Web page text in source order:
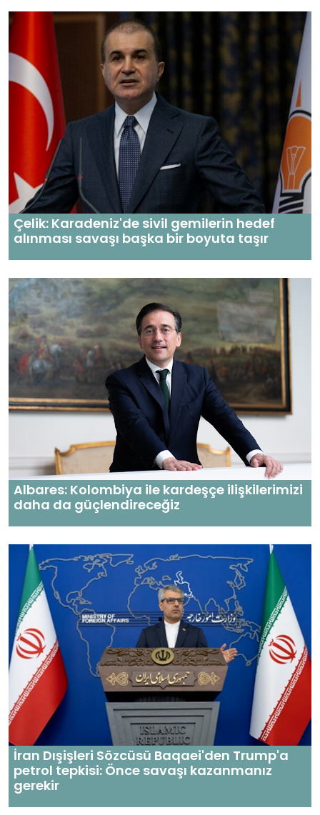
Çelik: Karadeniz'de sivil gemilerin hedef
alınması savaşı başka bir boyuta taşır
Albares: Kolombiya ile kardeşçe ilişkilerimizi
daha da güçlendireceğiz
İran Dışişleri Sözcüsü Baqaei'den Trump'a
petrol tepkisi: Önce savaşı kazanmanız
gerekir